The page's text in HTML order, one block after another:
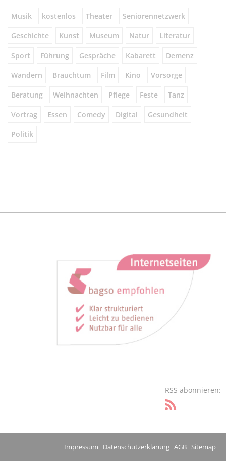
Musik kostenlos Theater Seniorennetzwerk
Geschichte Kunst Museum Natur Literatur
Sport Führung Gespräche Kabarett Demenz
Wandern Brauchtum Film Kino Vorsorge
Beratung Weihnachten Pflege Feste Tanz
Vortrag Essen Comedy Digital Gesundheit
Politik
RSS abonnieren:
Impressum Datenschutzerklärung AGB Sitemap